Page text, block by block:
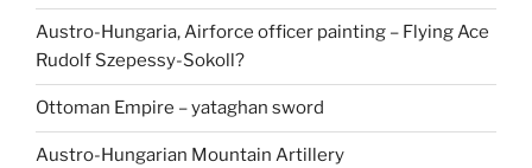
Austro-Hungaria, Airforce officer painting – Flying Ace
Rudolf Szepessy-Sokoll?
Ottoman Empire – yataghan sword
Austro-Hungarian Mountain Artillery